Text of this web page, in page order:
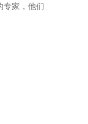
专家，他们